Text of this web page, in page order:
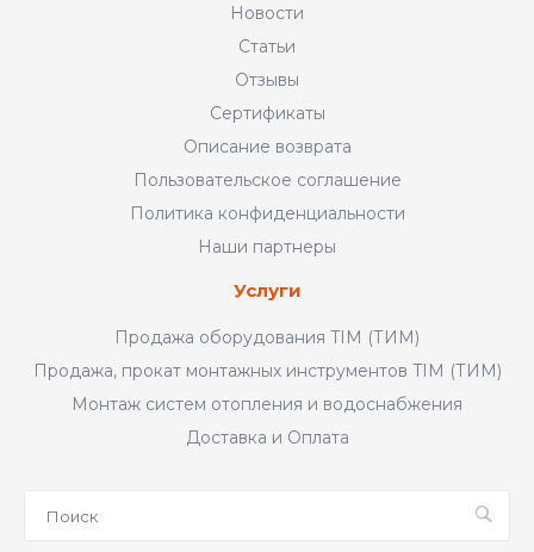
Новости
Статьи
Отзывы
Сертификаты
Описание возврата
Пользовательское соглашение
Политика конфиденциальности
Наши партнеры
Услуги
Продажа оборудования TIM (ТИМ)
Продажа, прокат монтажных инструментов TIM (ТИМ)
Монтаж систем отопления и водоснабжения
Доставка и Оплата